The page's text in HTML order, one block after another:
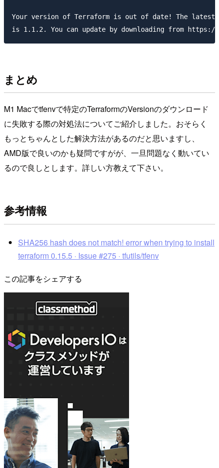
Your version of Terraform is out of date! The latest
まとめ
M1 Macでtfenvで特定のTerraformのVersionのダウンロード
に失敗する際の対処法についてご紹介しました。おそらく
もっとちゃんとした解決方法があるのだと思いますし、
AMD版で良いのかも疑問ですがが、一旦問題なく動いてい
るので良しとします。詳しい方教えて下さい。
参考情報
SHA256 hash does not match! error when trying to install
terraform 0.15.5 · Issue #275 · tfutils/tfenv
この記事をシェアする